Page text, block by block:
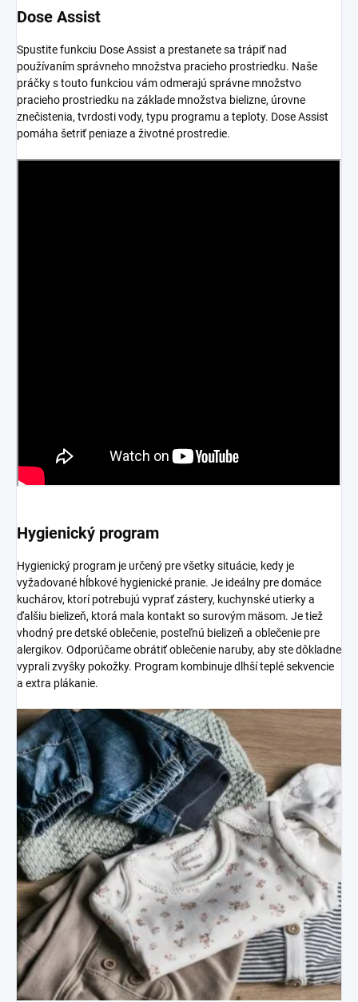
Dose Assist
Spustite funkciu Dose Assist a prestanete sa trápiť nad
používaním správneho množstva pracieho prostriedku. Naše
práčky s touto funkciou vám odmerajú správne množstvo
pracieho prostriedku na základe množstva bielizne, úrovne
znečistenia, tvrdosti vody, typu programu a teploty. Dose Assist
pomáha šetriť peniaze a životné prostredie.
Hygienický program
Hygienický program je určený pre všetky situácie, kedy je
vyžadované hĺbkové hygienické pranie. Je ideálny pre domáce
kuchárov, ktorí potrebujú vyprať zástery, kuchynské utierky a
ďalšiu bielizeň, ktorá mala kontakt so surovým mäsom. Je tiež
vhodný pre detské oblečenie, posteľnú bielizeň a oblečenie pre
alergikov. Odporúčame obrátiť oblečenie naruby, aby ste dôkladne
vyprali zvyšky pokožky. Program kombinuje dlhší teplé sekvencie
a extra plákanie.